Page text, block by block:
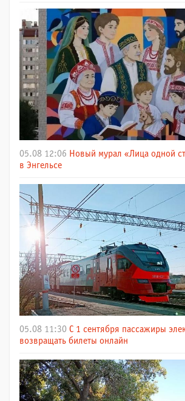
05.08 12:06 Новый мурал «Лица одной
в Энгельсе
05.08 11:30 С 1 сентября пассажиры
возвращать билеты онлайн